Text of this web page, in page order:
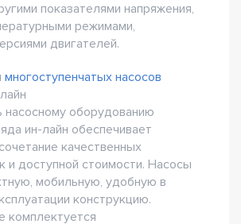
показателями напряжения,
режимами,
двигателей.
многоступенчатых насосов
насосному оборудованию
ин-лайн обеспечивает
качественных
и доступной стоимости. Насосы
мобильную, удобную в
конструкцию.
комплектуется